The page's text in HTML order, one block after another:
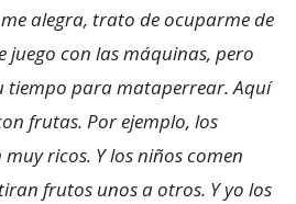
alegra, trato de ocuparme de
juego con las máquinas, pero
tiempo para mataperrear. Aquí
frutas. Por ejemplo, los
ricos. Y los niños comen
frutos unos a otros. Y yo los